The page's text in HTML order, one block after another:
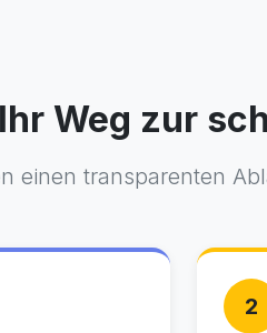
Ihr Weg zur
einen transparenten
2